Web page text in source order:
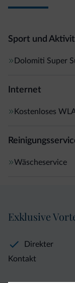
Sport und
Dolomiti Super
Internet
Kostenloses
Wäscheservice
Exklusive
Direkter
Kontakt